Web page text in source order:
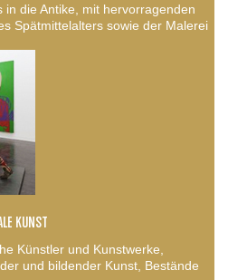
die Antike, mit hervorragenden
Spätmittelalters sowie der Malerei
KUNST
Künstler und Kunstwerke,
und bildender Kunst, Bestände